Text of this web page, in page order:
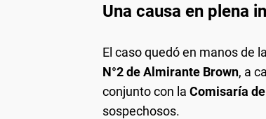
Una causa en plena
El caso quedó en manos de la
N°2 de Almirante Brown, a
conjunto con la Comisaría
sospechosos.